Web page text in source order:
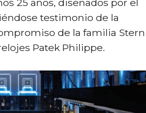
25 años, diseñados por el
testimonio de la
de la familia Stern
Patek Philippe.